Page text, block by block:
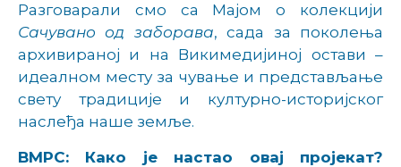
Разговарали смо са Мајом о колекцији
Сачувано од заборава, сада за поколења
архивираној и на Викимедијиној остави –
идеалном месту за чување и представљање
свету традиције и културно-историјског
наслеђа наше земље.
ВМРС: Како је настао овај пројекат?